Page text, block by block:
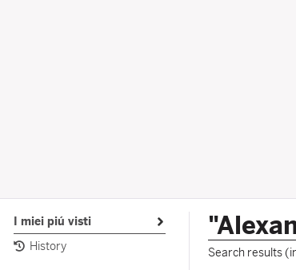
Search results
I miei piú visti
Open submenu
History